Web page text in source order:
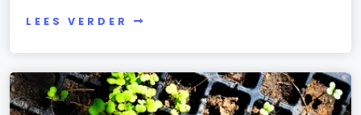
LEES VERDER